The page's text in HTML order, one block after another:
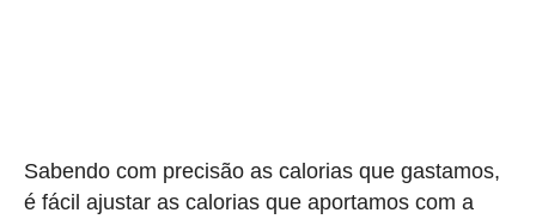
Sabendo com precisão as calorias que gastamos,
é fácil ajustar as calorias que aportamos com a